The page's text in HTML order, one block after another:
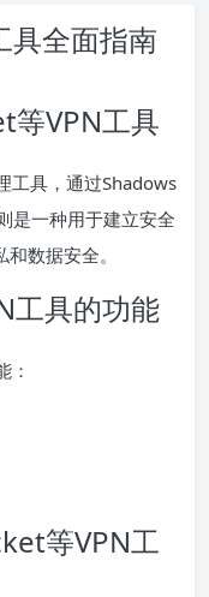
全面指南
等VPN工具
工具，通过Shadows
是一种用于建立安全
数据安全。
工具的功能
：
等VPN工